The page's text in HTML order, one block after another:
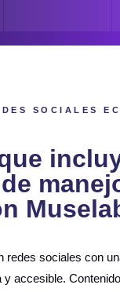
SOCIALES
redes sociales con
y accesible.